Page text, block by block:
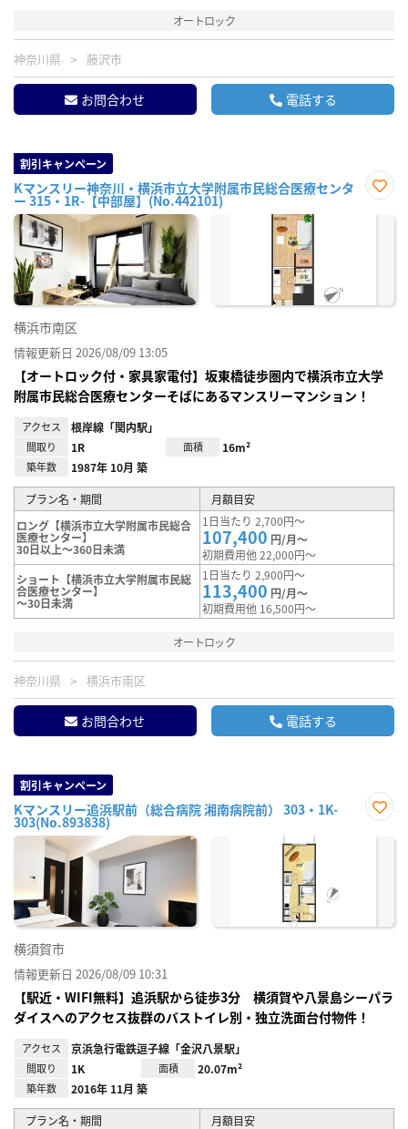
オートロック
神奈川県 藤沢市
お問合わせ 電話する
割引キャンペーン
Kマンスリー神奈川・横浜市立大学附属市民総合医療センタ
ー 315・1R-【中部屋】(No.442101)
に入
横浜市南区
情報更新日 2026/08/09 13:05
【オートロック付・家具家電付】坂東橋徒歩圏内で横浜市立大学
附属市民総合医療センターそばにあるマンスリーマンション！
アクセス 根岸線「関内駅」
間取り 1R 面積 16m²
築年数 1987年 10月 築
プラン名・期間
月額目安
ロング【横浜市立大学附属市民総合
医療センター】
30日以上～360日未満
1日当たり 2,700円～
107,400 円/月～
初期費用他 22,000円～
ショート【横浜市立大学附属市民総
合医療センター】
～30日未満
1日当たり 2,900円～
113,400 円/月～
初期費用他 16,500円～
オートロック
神奈川県 横浜市南区
お問合わせ 電話する
割引キャンペーン
Kマンスリー追浜駅前（総合病院 湘南病院前） 303・1K-
303(No.893838)
に入
横須賀市
情報更新日 2026/08/09 10:31
【駅近・WIFI無料】追浜駅から徒歩3分 横須賀や八景島シーパラ
ダイスへのアクセス抜群のバストイレ別・独立洗面台付物件！
アクセス 京浜急行電鉄逗子線「金沢八景駅」
間取り 1K 面積 20.07m²
築年数 2016年 11月 築
プラン名・期間 月額目安